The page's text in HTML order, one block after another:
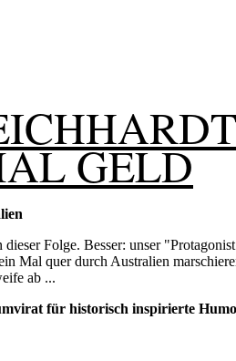
GELD
Folge. Besser: unser
Mal quer durch Australien
ab ...
für historisch inspirierte